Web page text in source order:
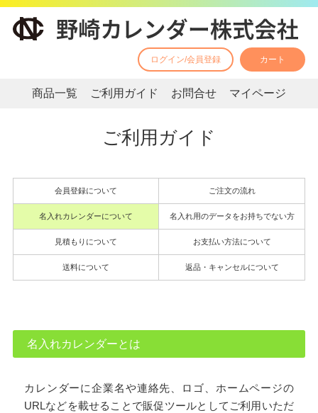
ログイン/会員登録 カート
商品一覧 ご利用ガイド お問合せ マイページ
ご利用ガイド
会員登録について ご注文の流れ
名入れカレンダーについて 名入れ用のデータをお持ちでない方
見積もりについて お支払い方法について
送料について 返品・キャンセルについて
名入れカレンダーとは
カレンダーに企業名や連絡先、ロゴ、ホームページの
URLなどを載せることで販促ツールとしてご利用いただ